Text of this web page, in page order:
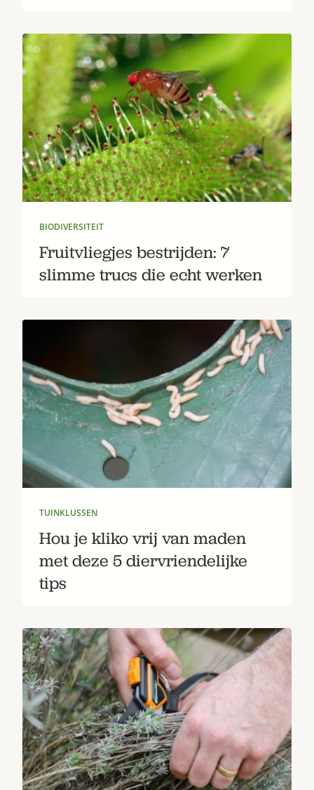
BIODIVERSITEIT
Fruitvliegjes bestrijden: 7
slimme trucs die echt werken
TUINKLUSSEN
Hou je kliko vrij van maden
met deze 5 diervriendelijke
tips